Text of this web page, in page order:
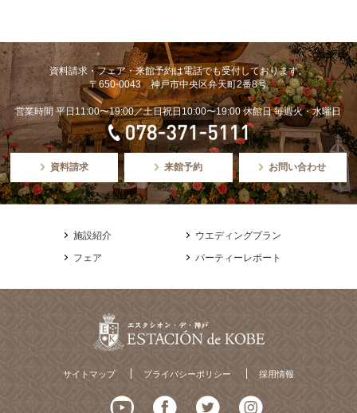
資料請求・フェア・来館予約は電話でも受付しております。
〒650-0043 神戸市中央区弁天町2番8号
営業時間 平日11:00〜19:00／土日祝日10:00〜19:00 休館日 毎週火・水曜日
資料請求 来館予約 お問い合わせ
施設紹介
ウエディングプラン
フェア
パーティーレポート
サイトマップ プライバシーポリシー 採用情報